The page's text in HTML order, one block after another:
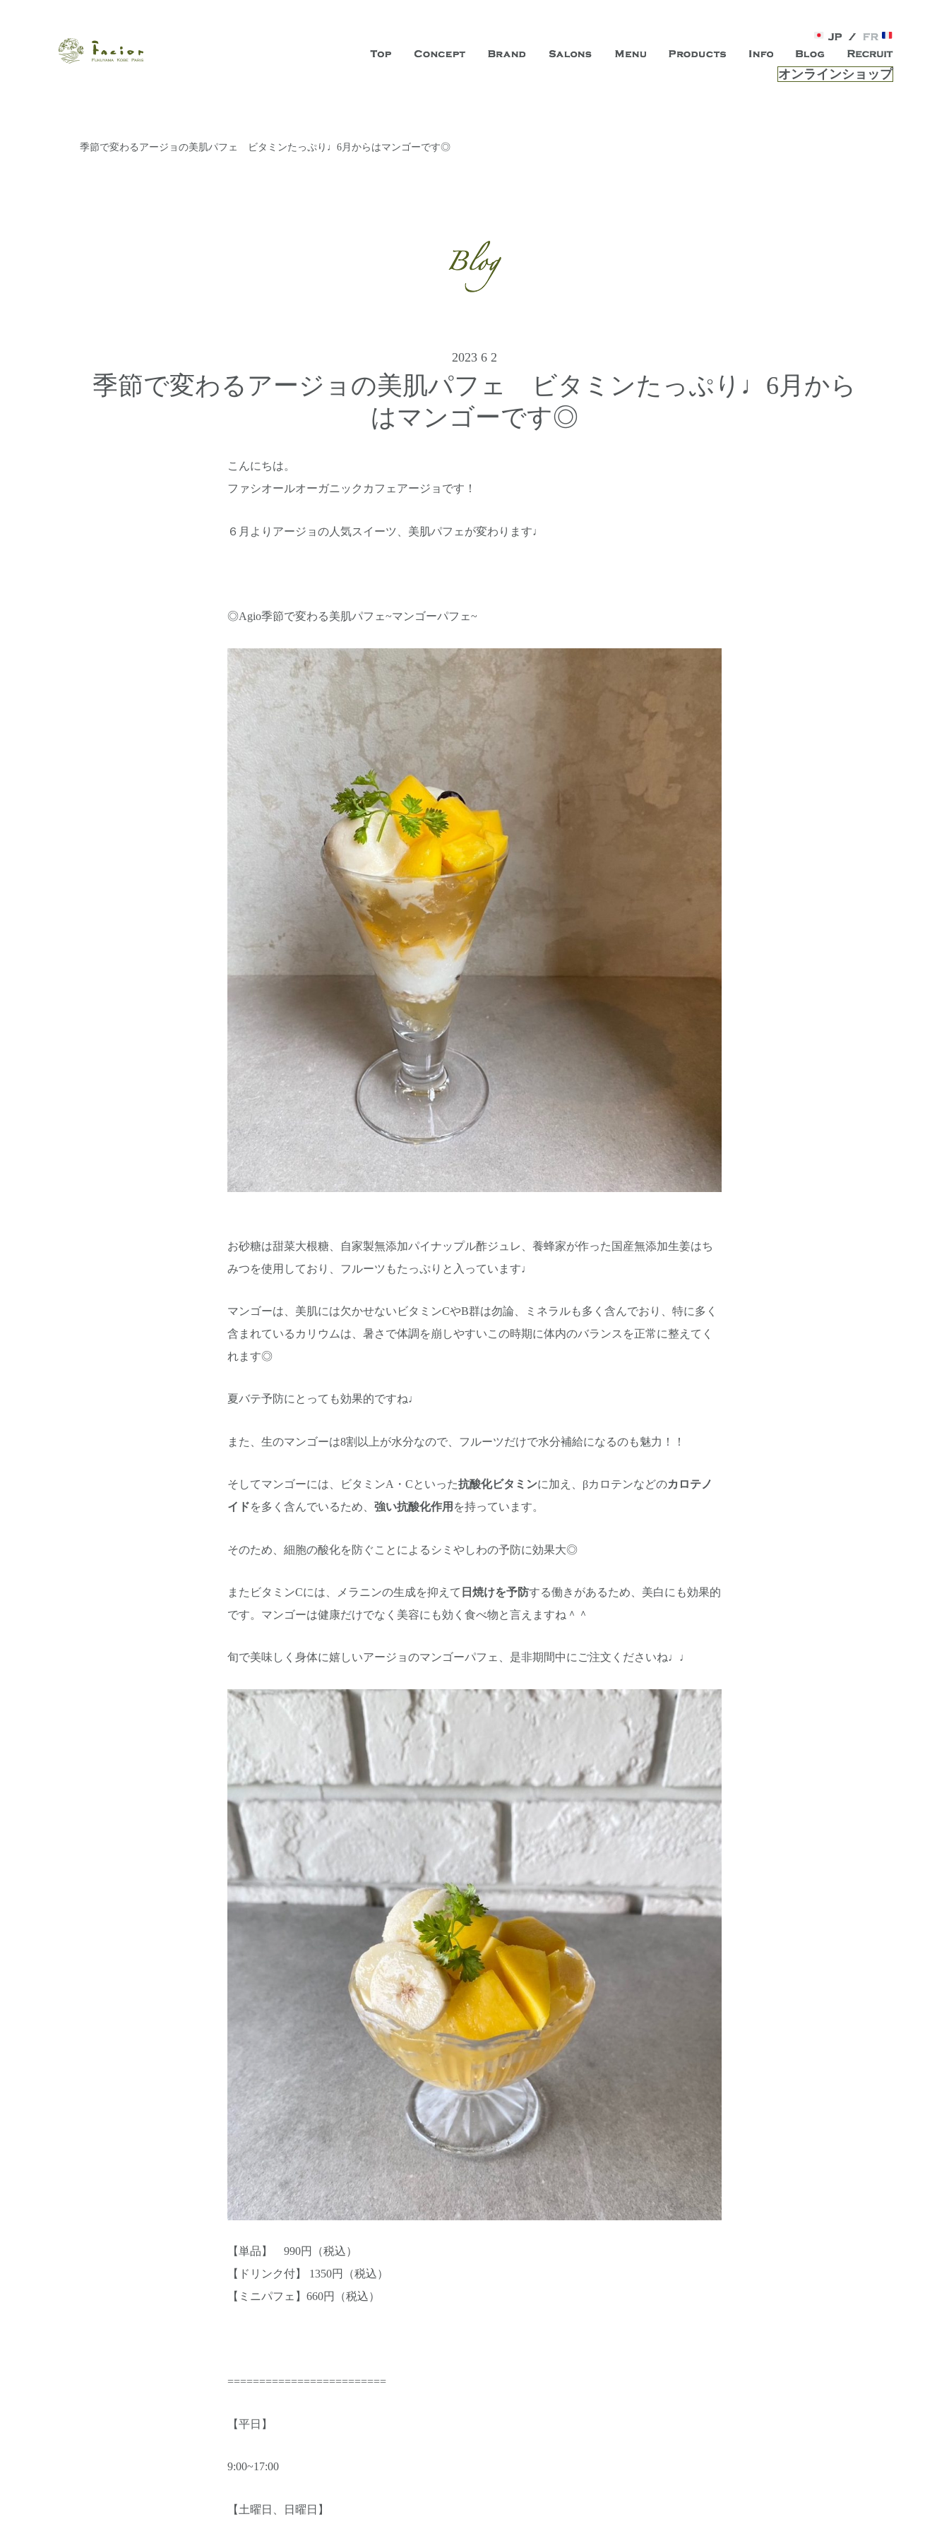
【福山・神戸・Paris】オーガニックエステサロン ファシオールは、 内面から輝く美をトー
瀬戸内から世界に展開するエステサロン「ファシオール」。福山市に3店舗、神戸三宮に「神戸店」 パリサンジェルマン通りに「パリ店」がオープン。お客様のもつ「自らしい美しさ」を追求し、未来の
ポジティブライフを応援します。オーガニックコスメ・商品にこだわり、内面から美しくなることを追求する「本物」の商品・技術・サービスを提供する総合エステサロンです。
オンラインショップ
季節で変わるアージョの美肌パフェ ビタミンたっぷり♩6月からはマンゴーです◎
2023 6 2
季節で変わるアージョの美肌パフェ ビタミンたっぷり♩6月から
はマンゴーです◎
こんにちは。
ファシオールオーガニックカフェアージョです！
６月よりアージョの人気スイーツ、美肌パフェが変わります♩
◎Agio季節で変わる美肌パフェ~マンゴーパフェ~
お砂糖は甜菜大根糖、自家製無添加パイナップル酢ジュレ、養蜂家が作った国産無添加生姜はち
みつを使用しており、フルーツもたっぷりと入っています♩
マンゴーは、美肌には欠かせないビタミンCやB群は勿論、ミネラルも多く含んでおり、特に多く
含まれているカリウムは、暑さで体調を崩しやすいこの時期に体内のバランスを正常に整えてく
れます◎
夏バテ予防にとっても効果的ですね♩
また、生のマンゴーは8割以上が水分なので、フルーツだけで水分補給になるのも魅力！！
そしてマンゴーには、ビタミンA・Cといった抗酸化ビタミンに加え、βカロテンなどのカロテノ
イドを多く含んでいるため、 強い抗酸化作用 を持っています。
そのため、細胞の酸化を防ぐことによるシミやしわの予防に効果大◎
またビタミンCには、メラニンの生成を抑えて 日焼けを予防する働きがあるため、美白にも効果的
です。マンゴーは健康だけでなく美容にも効く食べ物と言えますね＾＾
旬で美味しく身体に嬉しいアージョのマンゴーパフェ、是非期間中にご注文くださいね♩♩
【単品】 990円（税込）
【ドリンク付】 1350円（税込）
【ミニパフェ】660円（税込）
=========================
【平日】
9:00~17:00
【土曜日、日曜日】